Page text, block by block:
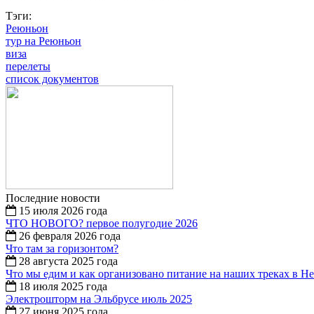
Тэги:
Реюньон
тур на Реюньон
виза
перелеты
список документов
Последние новости
15 июля 2026 года
ЧТО НОВОГО? первое полугодие 2026
26 февраля 2026 года
Что там за горизонтом?
28 августа 2025 года
Что мы едим и как организовано питание на наших треках в
18 июля 2025 года
Электрошторм на Эльбрусе июль 2025
27 июня 2025 года